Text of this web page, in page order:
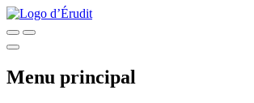
Menu principal